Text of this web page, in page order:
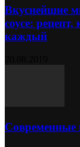
Вкуснейшие
соусе:
каждый
Современные